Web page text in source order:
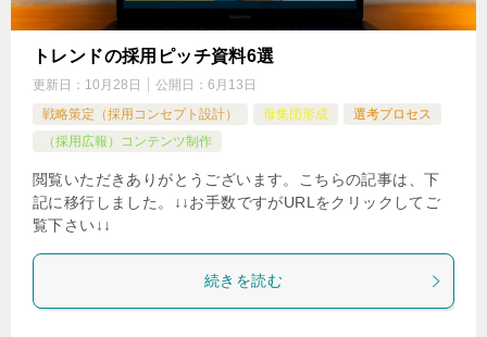
トレンドの採用ピッチ資料6選
更新日： 10月28日 公開日： 6月13日
戦略策定（採用コンセプト設計）
母集団形成
選考プロセス
（採用広報）コンテンツ制作
閲覧いただきありがとうございます。こちらの記事は、下
記に移行しました。↓↓お手数ですがURLをクリックしてご
覧下さい↓↓
続きを読む